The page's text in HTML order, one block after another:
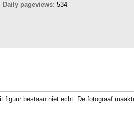
Daily pageviews: 534
figuur bestaan niet echt. De fotograaf